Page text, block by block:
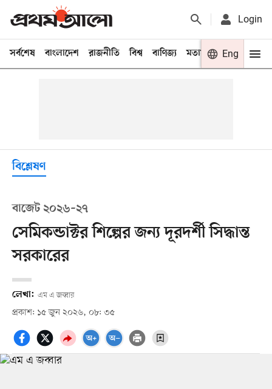
Login
সর্বশেষ বাংলাদেশ রাজনীতি বিশ্ব বাণিজ্য মতামত খেলা
Eng
বিশ্লেষণ
বাজেট ২০২৬–২৭
সেমিকন্ডাক্টর শিল্পের জন্য দূরদর্শী সিদ্ধান্ত
সরকারের
লেখা: এম এ জব্বার
প্রকাশ: ১৫ জুন ২০২৬, ০৮: ৩৫